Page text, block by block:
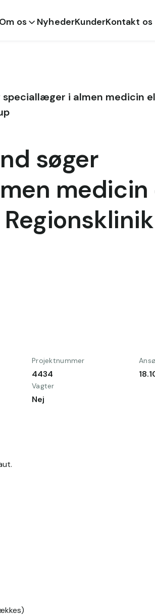
Om os NyhederKunderKontakt os
speciallæger i almen medicin
søger
medicin
Projektnummer
4434
Vagter
Nej